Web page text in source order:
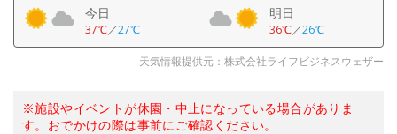
今日
37℃／27℃
明日
36℃／26℃
天気情報提供元：株式会社ライフビジネスウェザー
※施設やイベントが休園・中止になっている場合がありま
す。おでかけの際は事前にご確認ください。